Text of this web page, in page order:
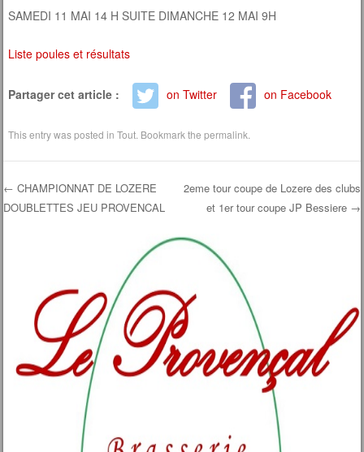
SAMEDI 11 MAI 14 H SUITE DIMANCHE 12 MAI 9H
Liste poules et résultats
Partager cet article : on Twitter on Facebook
This entry was posted inTout . Bookmark thepermalink
Post navigation
← CHAMPIONNAT DE LOZERE
DOUBLETTES JEU PROVENCAL
2eme tour coupe de Lozere des clubs
et 1er tour coupe JP Bessiere →